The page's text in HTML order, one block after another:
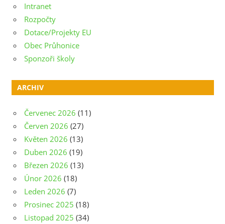
Intranet
Rozpočty
Dotace/Projekty EU
Obec Průhonice
Sponzoři školy
ARCHIV
Červenec 2026 (11)
Červen 2026 (27)
Květen 2026 (13)
Duben 2026 (19)
Březen 2026 (13)
Únor 2026 (18)
Leden 2026 (7)
Prosinec 2025 (18)
Listopad 2025 (34)